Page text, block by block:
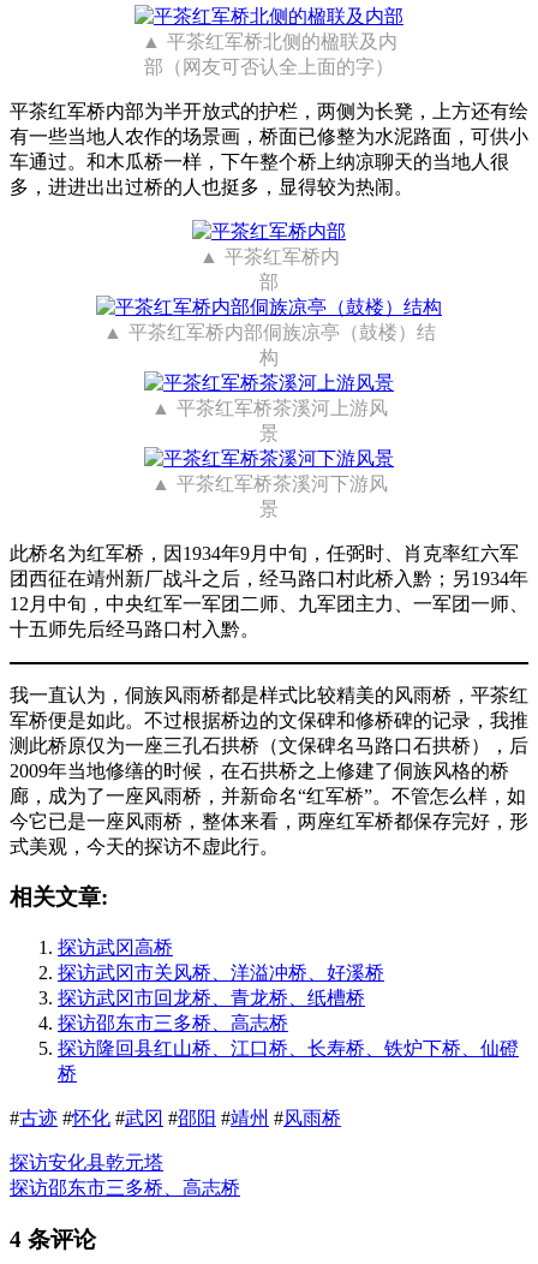
平茶红军桥北侧的楹联及内
部（网友可否认全上面的字）
平茶红军桥内部为半开放式的护栏，两侧为长凳，上方还有绘
有一些当地人农作的场景画，桥面已修整为水泥路面，可供小
车通过。和木瓜桥一样，下午整个桥上纳凉聊天的当地人很
多，进进出出过桥的人也挺多，显得较为热闹。
平茶红军桥内
部
平茶红军桥内部侗族凉亭（鼓楼）结
构
平茶红军桥茶溪河上游风
景
平茶红军桥茶溪河下游风
景
此桥名为红军桥，因1934年9月中旬，任弼时、肖克率红六军
团西征在靖州新厂战斗之后，经马路口村此桥入黔；另1934年
12月中旬，中央红军一军团二师、九军团主力、一军团一师、
十五师先后经马路口村入黔。
我一直认为，侗族风雨桥都是样式比较精美的风雨桥，平茶红
军桥便是如此。不过根据桥边的文保碑和修桥碑的记录，我推
测此桥原仅为一座三孔石拱桥（文保碑名马路口石拱桥），后
2009年当地修缮的时候，在石拱桥之上修建了侗族风格的桥
廊，成为了一座风雨桥，并新命名“红军桥”。不管怎么样，如
今它已是一座风雨桥，整体来看，两座红军桥都保存完好，形
式美观，今天的探访不虚此行。
相关文章:
探访武冈高桥
探访武冈市关风桥、洋溢冲桥、好溪桥
探访武冈市回龙桥、青龙桥、纸槽桥
探访邵东市三多桥、高志桥
探访隆回县红山桥、江口桥、长寿桥、铁炉下桥、仙磴
桥
#古迹 #怀化 #武冈 #邵阳 #靖州 #风雨桥
探访安化县乾元塔
探访邵东市三多桥、高志桥
4 条评论